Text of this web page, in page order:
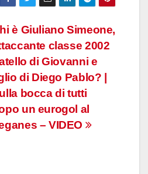
è Giuliano Simeone,
classe 2002
di Giovanni e
di Diego Pablo? |
bocca di tutti
un eurogol al
– VIDEO